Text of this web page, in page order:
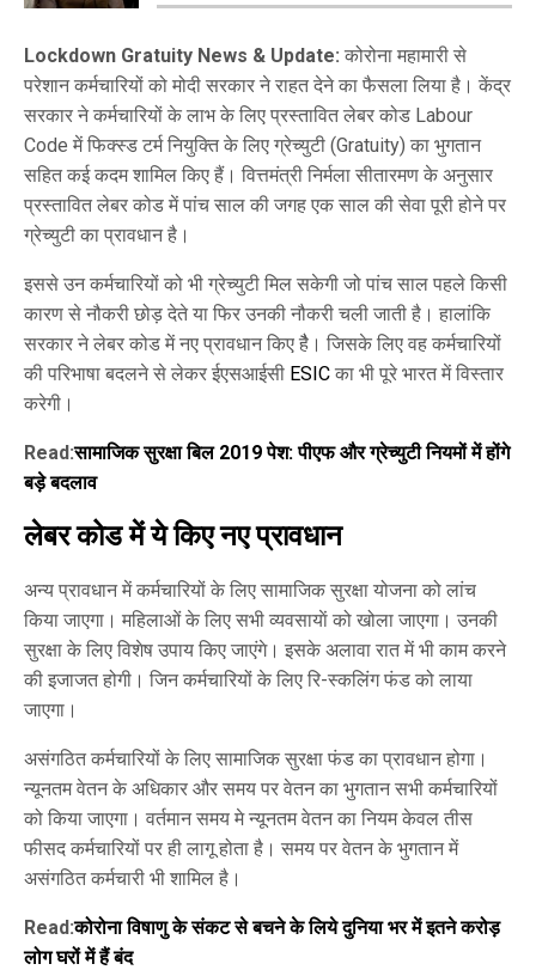
Lockdown Gratuity News & Update: कोरोना महामारी से
परेशान कर्मचारियों को मोदी सरकार ने राहत देने का फैसला लिया है। केंद्र
सरकार ने कर्मचारियों के लाभ के लिए प्रस्तावित लेबर कोड Labour
Code में फिक्स्ड टर्म नियुक्ति के लिए ग्रेच्युटी (Gratuity) का भुगतान
सहित कई कदम शामिल किए हैं। वित्तमंत्री निर्मला सीतारमण के अनुसार
प्रस्तावित लेबर कोड में पांच साल की जगह एक साल की सेवा पूरी होने पर
ग्रेच्युटी का प्रावधान है।
इससे उन कर्मचारियों को भी ग्रेच्युटी मिल सकेगी जो पांच साल पहले किसी
कारण से नौकरी छोड़ देते या फिर उनकी नौकरी चली जाती है। हालांकि
सरकार ने लेबर कोड में नए प्रावधान किए हैै। जिसके लिए वह कर्मचारियों
की परिभाषा बदलने से लेकर ईएसआईसी ESIC का भी पूरे भारत में विस्तार
करेगी।
Read:सामाजिक सुरक्षा बिल 2019 पेश: पीएफ और ग्रेच्युटी नियमों में होंगे
बड़े बदलाव
लेबर कोड में ये किए नए प्रावधान
अन्य प्रावधान में कर्मचारियों के लिए सामाजिक सुरक्षा योजना को लांच
किया जाएगा। महिलाओं के लिए सभी व्यवसायाें को खोला जाएगा। उनकी
सुरक्षा के लिए विशेष उपाय किए जाएंगे। इसके अलावा रात में भी काम करने
की इजाजत होगी। जिन कर्मचारियों के लिए रि-स्कलिंग फंड को लाया
जाएगा।
असंगठित कर्मचारियों के लिए सामाजिक सुरक्षा फंड का प्रावधान होगा।
न्यूनतम वेतन के अधिकार और समय पर वेतन का भुगतान सभी कर्मचारियों
को किया जाएगा। वर्तमान समय मे न्यूनतम वेतन का नियम केवल तीस
फीसद कर्मचारियों पर ही लागू होता है। समय पर वेतन के भुगतान में
असंगठित कर्मचारी भी शामिल है।
Read:कोरोना विषाणु के संकट से बचने के लिये दुनिया भर में इतने करोड़
लोग घरों में हैं बंद